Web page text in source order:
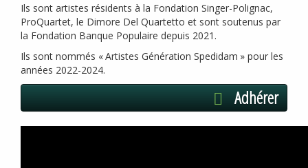
Ils sont artistes résidents à la Fondation Singer-Polignac,
ProQuartet, le Dimore Del Quartetto et sont soutenus par
la Fondation Banque Populaire depuis 2021.
Ils sont nommés «Artistes Génération Spedidam » pour les
années 2022-2024.
Adhérer